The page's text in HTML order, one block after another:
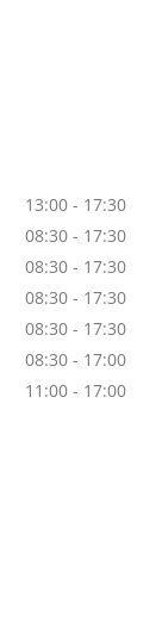
13:00 - 17:30
08:30 - 17:30
08:30 - 17:30
08:30 - 17:30
08:30 - 17:30
08:30 - 17:00
11:00 - 17:00